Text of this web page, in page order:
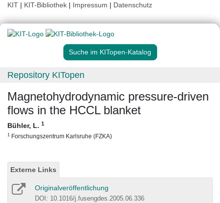
KIT | KIT-Bibliothek | Impressum | Datenschutz
Suche im KITopen-Katalog
Repository KITopen
Magnetohydrodynamic pressure-driven
flows in the HCCL blanket
Bühler, L. 1
1 Forschungszentrum Karlsruhe (FZKA)
Externe Links
Originalveröffentlichung
DOI: 10.1016/j.fusengdes.2005.06.336